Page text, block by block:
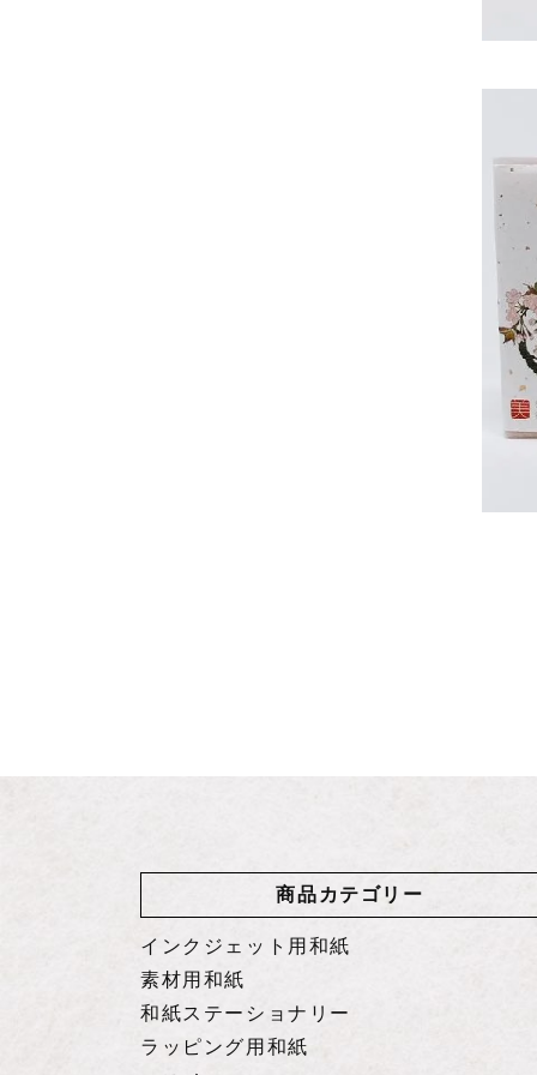
商品カテゴリー
インクジェット用和紙
素材用和紙
和紙ステーショナリー
ラッピング用和紙